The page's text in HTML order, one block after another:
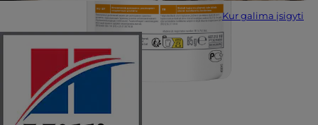
Kur galima įsigyti